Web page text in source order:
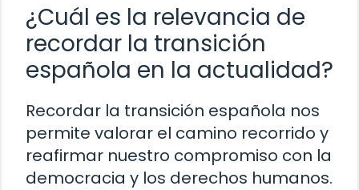
¿Cuál es la relevancia de
recordar la transición
española en la actualidad?
Recordar la transición española nos
permite valorar el camino recorrido y
reafirmar nuestro compromiso con la
democracia y los derechos humanos.